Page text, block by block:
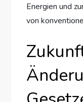
Energien und
von